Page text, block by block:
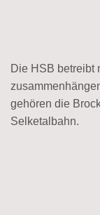
Die HSB betreibt
gehören die
Selketalbahn.